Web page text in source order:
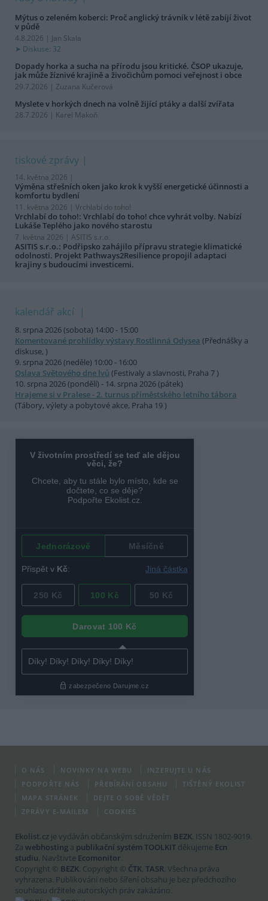
Mýtus o zeleném koberci: Proč anglický trávník v létě zabíjí život
v půdě
4.8.2026 | Jan Skala
Diskuse: 32
Dopady horka a sucha na přírodu jsou kritické. ČSOP ukazuje,
jak může žíznivé krajině a živočichům pomoci veřejnost i obce
29.7.2026 | Zuzana Kučerová
Myslete v horkých dnech na volně žijící ptáky a další zvířata
28.7.2026 | Karel Makoň
tiskové zprávy
14. května 2026 |
Výměna střešních oken jako krok k vyšší energetické účinnosti a
komfortu bydlení
11. května 2026 | Vrchlabí do toho!
Vrchlabí do toho!: Vrchlabí do toho! chce vyhrát volby. Nabízí
Lukáše Teplého jako nového starostu
7. května 2026 | ASITIS s.r.o.
ASITIS s.r.o.: Podřipsko zahájilo přípravu strategie klimatické
odolnosti. Projekt Pathways2Resilience propojil adaptaci
krajiny s budoucími investicemi.
kalendář akcí
8. srpna 2026 (sobota) 14:00 - 15:00
Komentované prohlídky výstavy Rostlinná Odysea (Přednášky a
diskuse, )
9. srpna 2026 (neděle) 10:00 - 16:00
Oslava Světového dne lvů (Festivaly a slavnosti, Praha 7 )
10. srpna 2026 (pondělí) - 14. srpna 2026 (pátek)
Hrajeme si v Pralese - 2. turnus příměstského letního tábora
(Tábory, výlety a pobytové akce, Praha 19 )
O NÁS NOVINKY NA WEBU
INZERUJTE U NÁS
PODPOŘTE NÁS
PŘEBÍRÁNÍ OBSAHU
TIŠTĚNÝ EKOLIST
MAPA STRÁNEK
DEJTE O SOBĚ VĚDĚT
ZPRÁVY E-MAILEM
COOKIES
Ekolist.cz je vydáván občanským sdružením BEZK. ISSN 1802-9019.
Za webhosting a publikační systém TOOLKIT děkujeme Ecn
studiu. Navštivte Ecomonitor.
Copyright © BEZK. Copyright © ČTK, TASR. Všechna práva
vyhrazena. Publikování nebo šíření obsahu je bez předchozího
souhlasu držitele autorských práv zakázáno.